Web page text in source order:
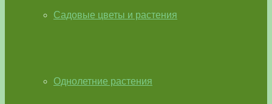
Садовые цветы и растения
Однолетние растения